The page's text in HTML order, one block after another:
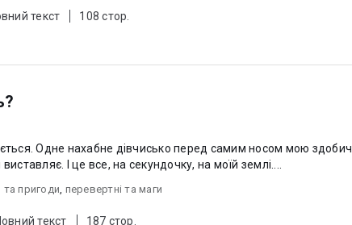
текст 108 стор.
Одне нахабне дівчисько перед самим носом мою здобич
І це все, на секундочку, на моїй землі....
та пригоди, перевертні та маги
текст 187 стор.